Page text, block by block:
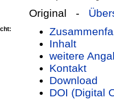
Original -
Inhalt
weitere
Kontakt
Download
DOI (Digital